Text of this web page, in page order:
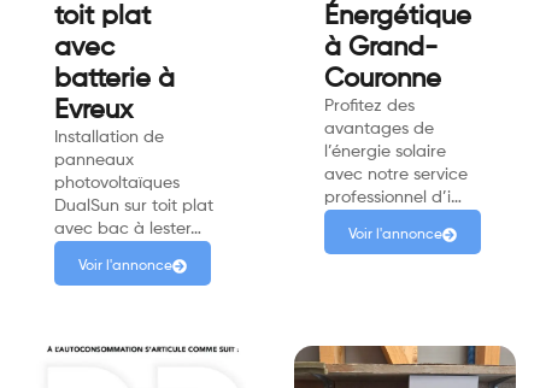
toit plat
avec
batterie à
Evreux
Installation de
panneaux
photovoltaïques
DualSun sur toit plat
avec bac à lester…
Voir l'annonce
Énergétique
à Grand-
Couronne
Profitez des
avantages de
l’énergie solaire
avec notre service
professionnel d’i…
Voir l'annonce